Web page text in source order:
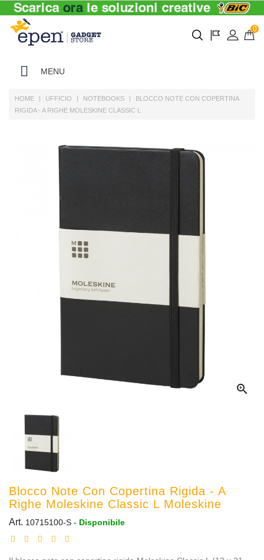
0
MENU
HOME UFFICIO NOTEBOOKS
BLOCCO NOTE CON COPERTINA
RIGIDA - A RIGHE MOLESKINE CLASSIC L

Blocco Note Con Copertina Rigida - A
Righe Moleskine Classic L Moleskine
Art. 10715100-S - Disponibile